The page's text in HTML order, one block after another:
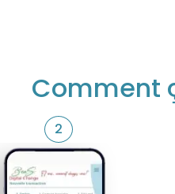
Comment
2